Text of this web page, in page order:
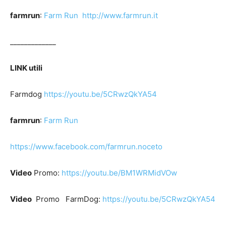
farmrun: Farm Run http://www.farmrun.it
LINK utili
Farmdog https://youtu.be/5CRwzQkYA54
farmrun: Farm Run
https://www.facebook.com/farmrun.noceto
Video Promo: https://youtu.be/BM1WRMidVOw
Video Promo FarmDog: https://youtu.be/5CRwzQkYA54